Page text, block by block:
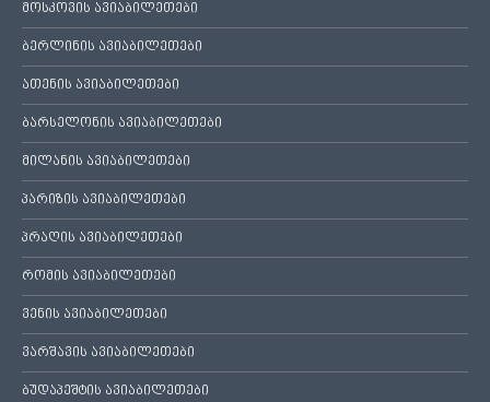
მოსკოვის ავიაბილეთები
ბერლინის ავიაბილეთები
ათენის ავიაბილეთები
ბარსელონის ავიაბილეთები
მილანის ავიაბილეთები
პარიზის ავიაბილეთები
პრაღის ავიაბილეთები
რომის ავიაბილეთები
ვენის ავიაბილეთები
ვარშავის ავიაბილეთები
ბუდაპეშტის ავიაბილეთები